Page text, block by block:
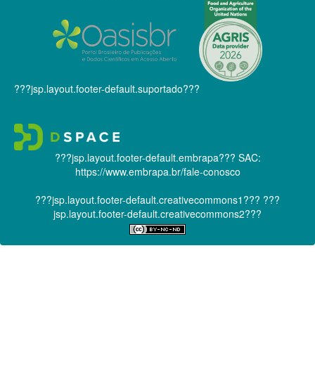
???jsp.layout.footer-default.suportado???
???jsp.layout.footer-default.embrapa??? SAC:
https://www.embrapa.br/fale-conosco
???jsp.layout.footer-default.creativecommons1??? ???
jsp.layout.footer-default.creativecommons2???